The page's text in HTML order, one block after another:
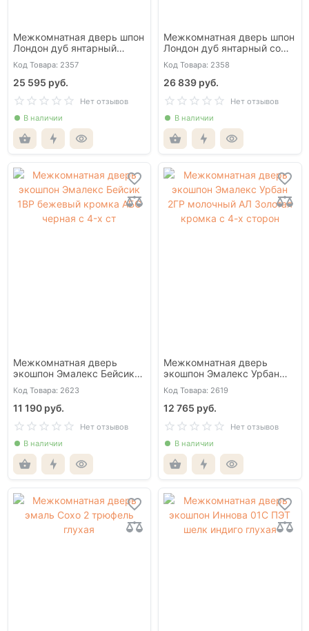
Межкомнатная дверь шпон
Лондон дуб янтарный
глухая
Код Товара: 2357
25 595 руб.
Нет отзывов
В наличии
Межкомнатная дверь шпон
Лондон дуб янтарный со
стеклом
Код Товара: 2358
26 839 руб.
Нет отзывов
В наличии
Межкомнатная дверь
экошпон Эмалекс Бейсик
1ВР бежевый кромка АБС
черная c 4-х ст
Код Товара: 2623
11 190 руб.
Нет отзывов
В наличии
Межкомнатная дверь
экошпон Эмалекс Урбан
2ГР молочный АЛ Золотая
кромка с 4-х сторон
Код Товара: 2619
12 765 руб.
Нет отзывов
В наличии